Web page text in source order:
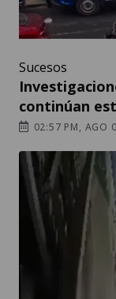
Sucesos
continúan
02:57 PM, AGO